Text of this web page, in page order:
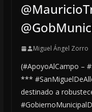
Miguel Ángel Zorro
(#ApoyoAlCampo –
***
destinado a